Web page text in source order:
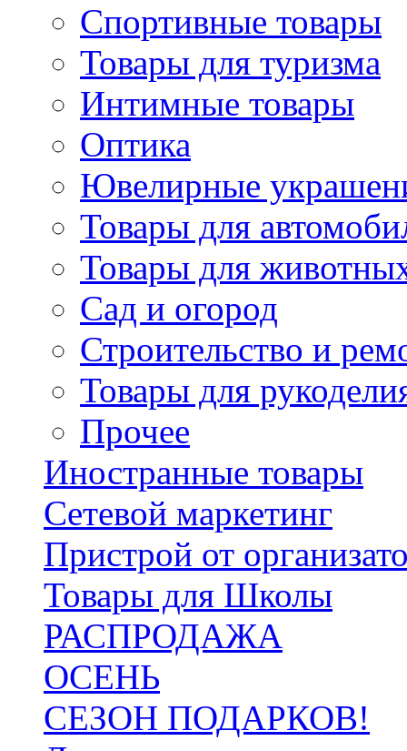
Спортивные товары
Товары для туризма
Интимные товары
Оптика
Ювелирные
Товары для
Товары для
Сад и огород
Строительство и
Товары для
Прочее
Иностранные товары
Сетевой маркетинг
Пристрой от
Товары для Школы
РАСПРОДАЖА
ОСЕНЬ
СЕЗОН ПОДАРКОВ!